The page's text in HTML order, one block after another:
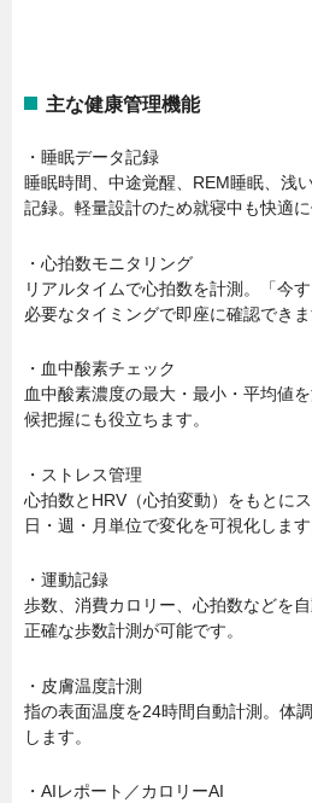
主な健康管理機能
・睡眠データ記録
睡眠時間、中途覚醒、REM睡眠、浅
記録。軽量設計のため就寝中も快適に
・心拍数モニタリング
リアルタイムで心拍数を計測。「今
必要なタイミングで即座に確認できま
・血中酸素チェック
血中酸素濃度の最大・最小・平均値
候把握にも役立ちます。
・ストレス管理
心拍数とHRV（心拍変動）をもとに
日・週・月単位で変化を可視化します
・運動記録
歩数、消費カロリー、心拍数などを
正確な歩数計測が可能です。
・皮膚温度計測
指の表面温度を24時間自動計測。体
します。
・AIレポート／カロリーAI